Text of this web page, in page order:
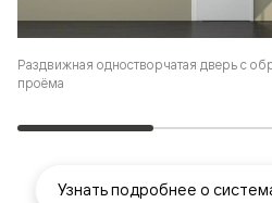
Раздвижная одностворчатая дверь с
проёма
Узнать подробнее о